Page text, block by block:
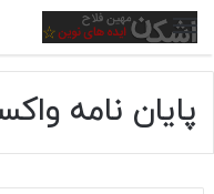
منو
پایان نامه